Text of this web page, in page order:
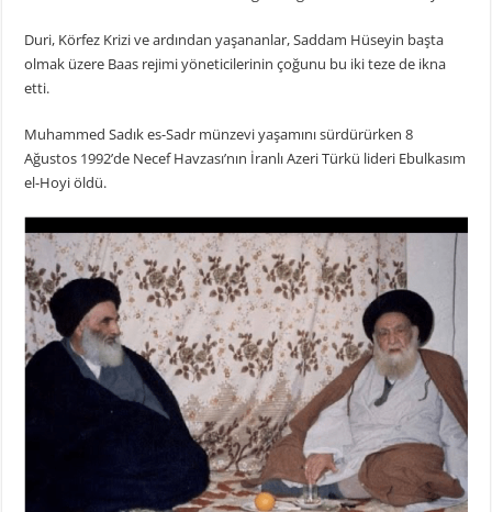
Duri, Körfez Krizi ve ardından yaşananlar, Saddam Hüseyin başta
olmak üzere Baas rejimi yöneticilerinin çoğunu bu iki teze de ikna
etti.
Muhammed Sadık es-Sadr münzevi yaşamını sürdürürken 8
Ağustos 1992’de Necef Havzası’nın İranlı Azeri Türkü lideri Ebulkasım
el-Hoyi öldü.